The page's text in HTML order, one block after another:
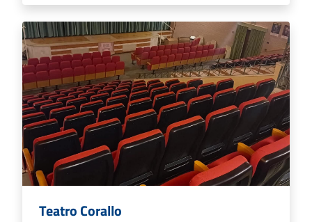
Teatro Corallo